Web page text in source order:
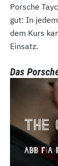
Porsche
gut: In
dem Kurs
Einsatz.
Das